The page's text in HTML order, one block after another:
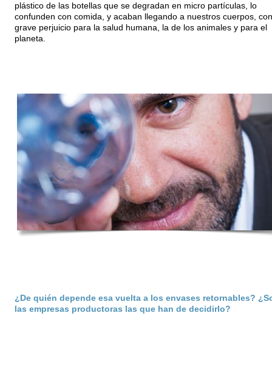
plástico de las botellas que se degradan en micro partículas, lo
confunden con comida, y acaban llegando a nuestros cuerpos,
grave perjuicio para la salud humana, la de los animales y para el
planeta.
¿De quién depende esa vuelta a los envases retornables?
las empresas productoras las que han de decidirlo?